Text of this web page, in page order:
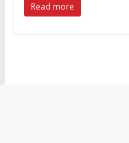
Read more